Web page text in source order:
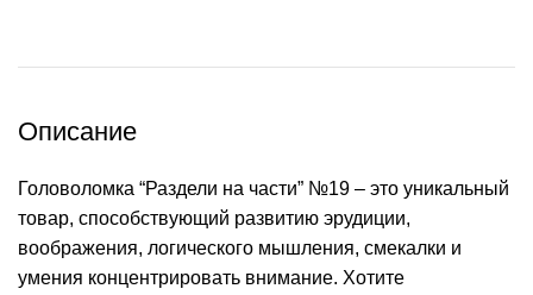
Описание
Головоломка “Раздели на части” №19 – это уникальный
товар, способствующий развитию эрудиции,
воображения, логического мышления, смекалки и
умения концентрировать внимание. Хотите